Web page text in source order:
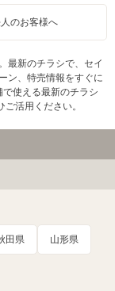
のお客様へ
最新のチラシで、セイ
ン、特売情報をすぐに
使える最新のチラシ
活用ください。
田県 山形県